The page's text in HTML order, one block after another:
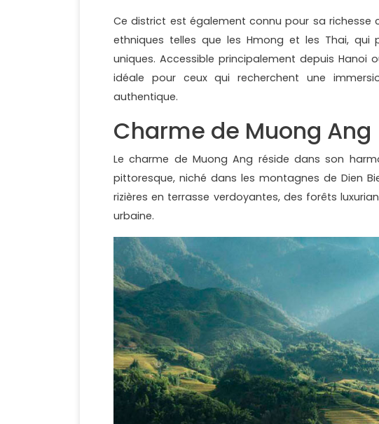
Ce district est également connu pour sa
ethniques telles que les Hmong et les Thai,
uniques. Accessible principalement depuis Hanoi
idéale pour ceux qui recherchent une
authentique.
Charme de Muong Ang
Le charme de Muong Ang réside dans son
pittoresque, niché dans les montagnes de Dien
rizières en terrasse verdoyantes, des forêts
urbaine.